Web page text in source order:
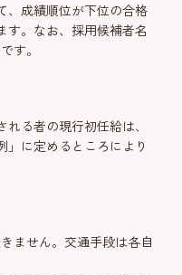
、成績順位が下位の合格
す。なお、採用候補者名
す。
る者の現行初任給は、
」に定めるところにより
ません。交通手段は各自